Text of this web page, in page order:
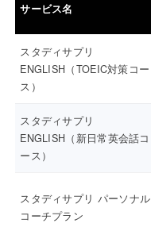
サービス名
スタディサプリ
ENGLISH（TOEIC対策コー
ス）
スタディサプリ
ENGLISH（新日常英会話コ
ース）
スタディサプリ パーソナル
コーチプラン